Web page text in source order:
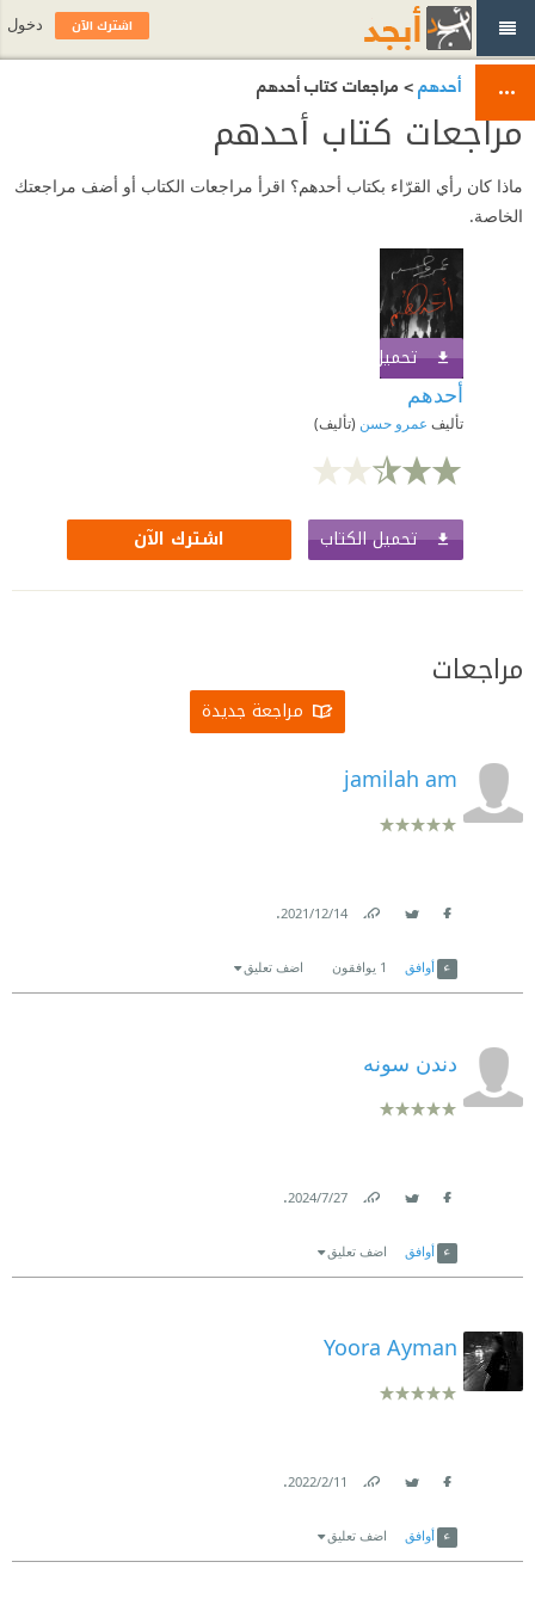
أحدهم> مراجعات كتاب أحدهم
مراجعات كتاب أحدهم
ماذا كان رأي القرّاء بكتاب أحدهم؟ اقرأ مراجعات الكتاب أو أضف مراجعتك
الخاصة.
تحميل الكتاب
أحدهم
تأليف عمرو حسن (تأليف)
تحميل الكتاب اشترك الآن
مراجعات
مراجعة جديدة
jamilah am
14‏/12‏/2021
.
أوافق 1 يوافقون اضف تعليق
دندن سونه
27‏/7‏/2024
.
أوافق اضف تعليق
Yoora Ayman
11‏/2‏/2022
.
أوافق اضف تعليق
اشترك الآن دخول